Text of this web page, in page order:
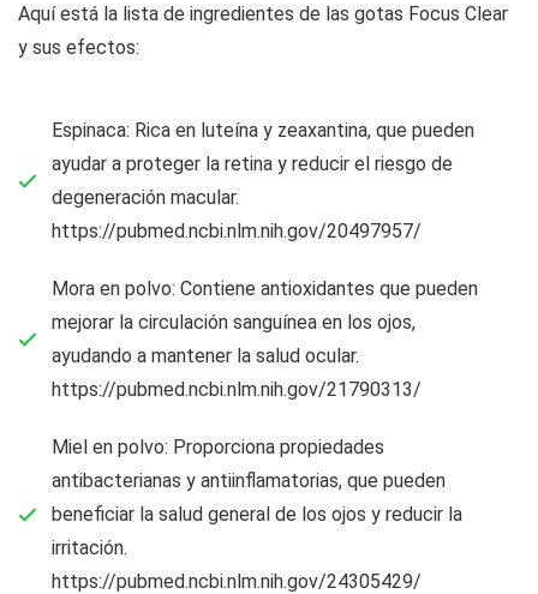
Aquí está la lista de ingredientes de las gotas Focus Clear
y sus efectos:
Espinaca: Rica en luteína y zeaxantina, que pueden
ayudar a proteger la retina y reducir el riesgo de
degeneración macular.
https://pubmed.ncbi.nlm.nih.gov/20497957/
Mora en polvo: Contiene antioxidantes que pueden
mejorar la circulación sanguínea en los ojos,
ayudando a mantener la salud ocular.
https://pubmed.ncbi.nlm.nih.gov/21790313/
Miel en polvo: Proporciona propiedades
antibacterianas y antiinflamatorias, que pueden
beneficiar la salud general de los ojos y reducir la
irritación.
https://pubmed.ncbi.nlm.nih.gov/24305429/